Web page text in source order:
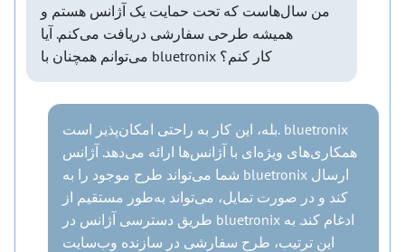
من سال‌هاست که تحت حمایت یک آژانس هستم و
همیشه طرحی سفارشی دریافت می‌کنم. آیا
می‌توانم همچنان با bluetronix کار کنم؟
بله، این کار به راحتی امکان‌پذیر است. bluetronix
همکاری‌های ویژه‌ای با آژانس‌ها ارائه می‌دهد. آژانس
شما می‌تواند طرح موجود را به bluetronix ارسال
کند و در صورت تمایل، می‌تواند به‌طور مستقیم از
طریق دسترسی آژانس در bluetronix ادغام کند. به
این ترتیب، طرح سفارشی در سازنده وب‌سایت